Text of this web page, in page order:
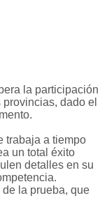
la participación
dado el
trabaja a tiempo
un total éxito
detalles en su
la prueba, que